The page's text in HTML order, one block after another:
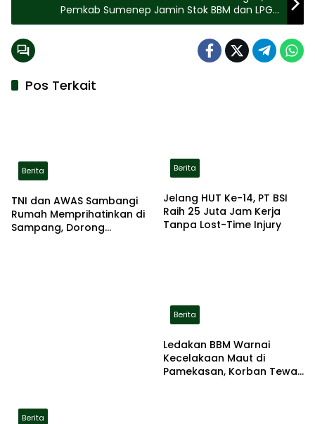
Pemkab Sumenep Jamin Stok BBM dan LPG
tetap Aman Jelang Ramadan
Pos Terkait
Berita
TNI dan AWAS Sambangi
Rumah Memprihatinkan di
Sampang, Dorong
Berita
Jelang HUT Ke-14, PT BSI
Raih 25 Juta Jam Kerja
Tanpa Lost-Time Injury
Berita
Berita
Ledakan BBM Warnai
Kecelakaan Maut di
Pamekasan, Korban Tewas